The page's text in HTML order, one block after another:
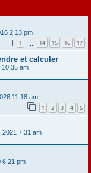
2:13 pm
1 14 15 16 17
et calculer
10:35 am
11:18 am
1 2 3 4 5
2021 7:31 am
6:21 pm